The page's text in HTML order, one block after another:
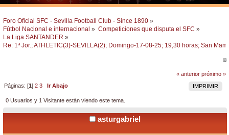
Foro Oficial SFC - Sevilla Football Club - Since 1890 »
Fútbol Nacional e internacional » Competiciones que disputa el SFC »
La Liga SANTANDER »
Re: 1ª Jor.; ATHLETIC(3)-SEVILLA(2); Domingo-17-08-25; 19,30 horas; San
« anterior próximo »
IMPRIMIR
Páginas: [1]2 3 Ir Abajo
0 Usuarios y 1 Visitante están viendo este tema.
asturgabriel